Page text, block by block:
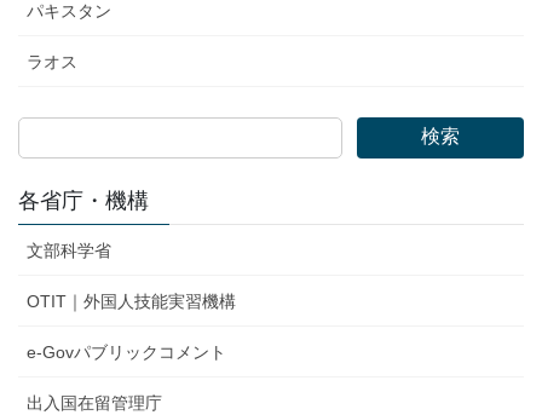
パキスタン
ラオス
検索
各省庁・機構
文部科学省
OTIT｜外国人技能実習機構
e-Govパブリックコメント
出入国在留管理庁